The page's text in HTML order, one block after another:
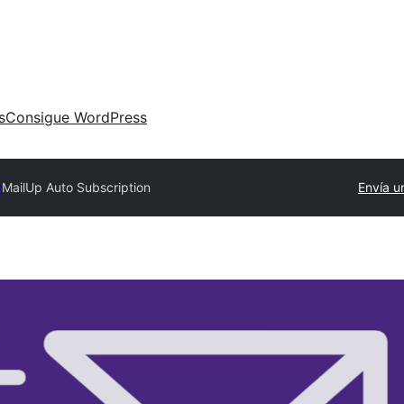
Consigue WordPress
MailUp Auto Subscription Envía